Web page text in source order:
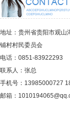
地址：贵州省贵阳市观山
铺村村民委员会
电话：0851-83922293
联系人：张总
手机号：13985000727
邮箱：